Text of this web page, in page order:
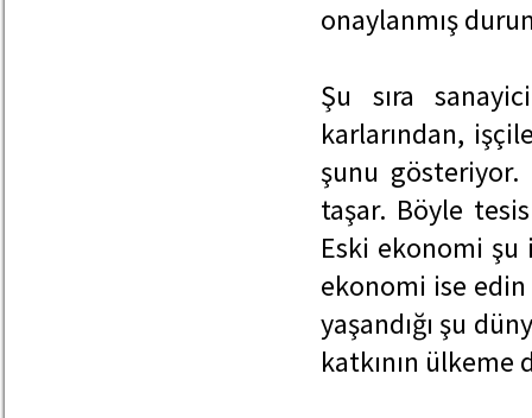
onaylanmış
Şu sıra
karlarından,
şunu
taşar. Böyle
Eski ekonomi
ekonomi ise
yaşandığı şu
katkının ülkeme